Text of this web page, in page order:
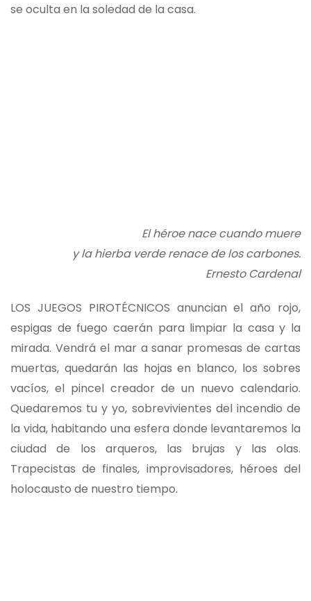
se oculta en la soledad de la casa.
El héroe nace cuando muere
y la hierba verde renace de los carbones.
Ernesto Cardenal
LOS JUEGOS PIROTÉCNICOS anuncian el año rojo,
espigas de fuego caerán para limpiar la casa y la
mirada. Vendrá el mar a sanar promesas de cartas
muertas, quedarán las hojas en blanco, los sobres
vacíos, el pincel creador de un nuevo calendario.
Quedaremos tu y yo, sobrevivientes del incendio de
la vida, habitando una esfera donde levantaremos la
ciudad de los arqueros, las brujas y las olas.
Trapecistas de finales, improvisadores, héroes del
holocausto de nuestro tiempo.